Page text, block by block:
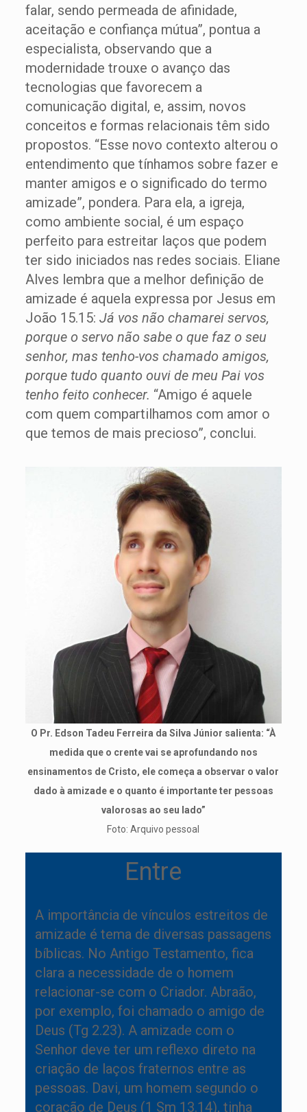
falar, sendo permeada de afinidade,
aceitação e confiança mútua”, pontua a
especialista, observando que a
modernidade trouxe o avanço das
tecnologias que favorecem a
comunicação digital, e, assim, novos
conceitos e formas relacionais têm sido
propostos. “Esse novo contexto alterou o
entendimento que tínhamos sobre fazer e
manter amigos e o significado do termo
amizade”, pondera. Para ela, a igreja,
como ambiente social, é um espaço
perfeito para estreitar laços que podem
ter sido iniciados nas redes sociais. Eliane
Alves lembra que a melhor definição de
amizade é aquela expressa por Jesus em
João 15.15: Já vos não chamarei servos,
porque o servo não sabe o que faz o seu
senhor, mas tenho-vos chamado amigos,
porque tudo quanto ouvi de meu Pai vos
tenho feito conhecer. “Amigo é aquele
com quem compartilhamos com amor o
que temos de mais precioso”, conclui.
O Pr. Edson Tadeu Ferreira da Silva Júnior salienta: “À
medida que o crente vai se aprofundando nos
ensinamentos de Cristo, ele começa a observar o valor
dado à amizade e o quanto é importante ter pessoas
valorosas ao seu lado”
Foto: Arquivo pessoal
Entre
A importância de vínculos estreitos de
amizade é tema de diversas passagens
bíblicas. No Antigo Testamento, fica
clara a necessidade de o homem
relacionar-se com o Criador. Abraão,
por exemplo, foi chamado o amigo de
Deus (Tg 2.23). A amizade com o
Senhor deve ter um reflexo direto na
criação de laços fraternos entre as
pessoas. Davi, um homem segundo o
coração de Deus (1 Sm 13.14), tinha